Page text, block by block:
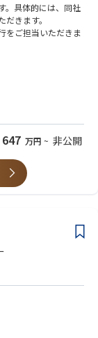
。具体的には、同社
きます。
をご担当いただきま
業務（J-SOX）に
ITGC）、一般業務
）の
647 万円 ~ 非公開